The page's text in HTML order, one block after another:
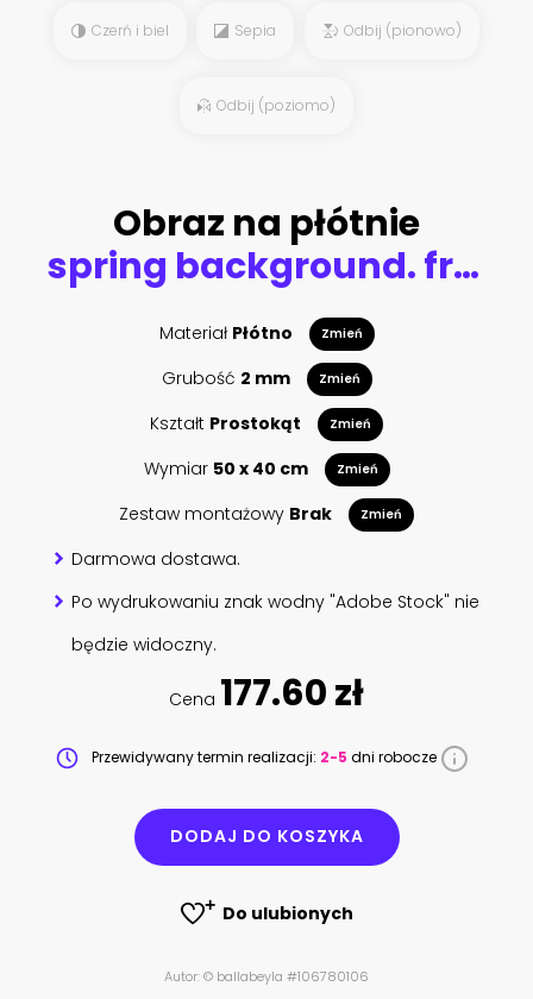
Czerń i biel Sepia Odbij (pionowo)
Odbij (poziomo)
Obraz na płótnie
spring background. fruit flowers on wooden table
Materiał Płótno Zmień
Grubość 2 mm Zmień
Kształt Prostokąt Zmień
Wymiar 50 x 40 cm Zmień
Zestaw montażowy Brak Zmień
Darmowa dostawa.
Po wydrukowaniu znak wodny "Adobe Stock" nie
będzie widoczny.
Cena 177.60 zł
Przewidywany termin realizacji: 2-5 dni robocze
DODAJ DO KOSZYKA
Do ulubionych
Autor: © ballabeyla #106780106